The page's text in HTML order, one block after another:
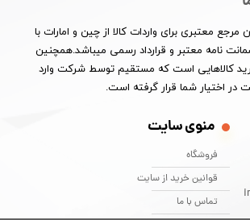
مرجع معتبری برای واردات کالا از چین و امارات با
نامه معتبر و قرارداد رسمی میباشد.همچنین
کالاهایی است که مستقیم توسط شرکت وارد
در اختیار شما قرار گرفته است.
منوی سایت
فروشگاه
قوانین خرید از سایت
تماس با ما